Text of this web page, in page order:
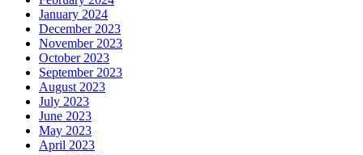
January 2024
December 2023
November 2023
October 2023
September 2023
August 2023
July 2023
June 2023
May 2023
April 2023